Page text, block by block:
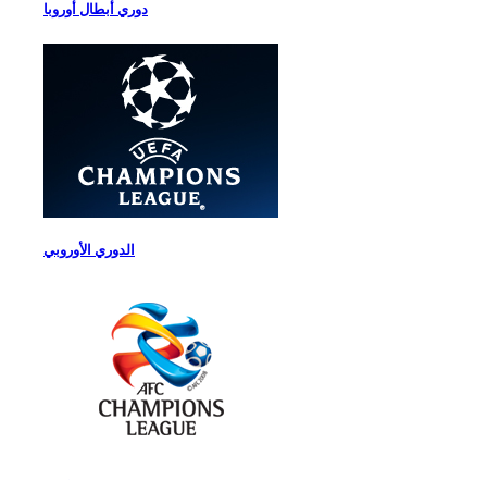
دوري أبطال أوروبا
الدوري الأوروبي